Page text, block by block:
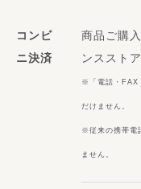
コンビ
ニ決済
商品ご購
ンススト
※「電話・FAX
だけません。
※従来の携帯電
ません。